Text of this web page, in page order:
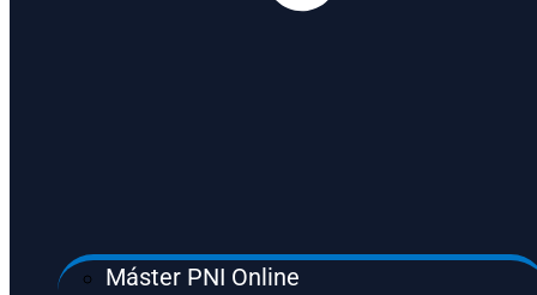
Máster PNI Online